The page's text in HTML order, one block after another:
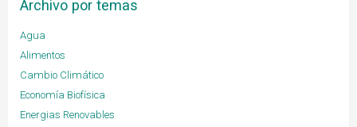
Archivo por temas
Agua
Alimentos
Cambio Climático
Economía Biofísica
Energias Renovables